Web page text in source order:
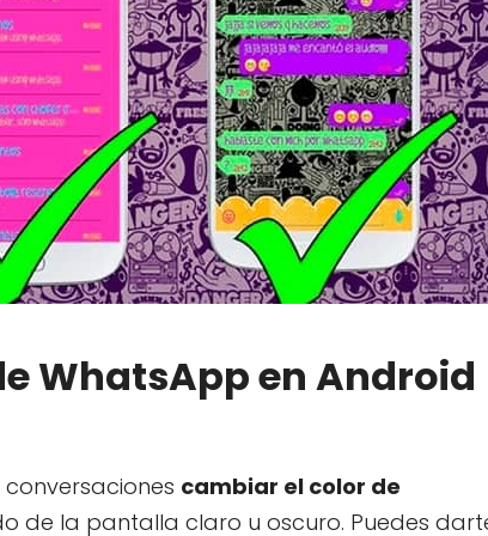
WhatsApp en Android
cambiar el color de
de la pantalla claro u oscuro. Puedes